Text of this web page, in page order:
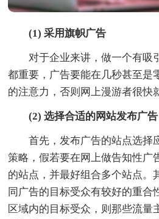
(1) 采用旗帜广告
对于企业来讲，做一个有吸
都重要，广告要能在几秒甚至是
的注意力，否则网上漫游者很快
(2) 选择合适的网站发布广告
首先，发布广告的站点选择
策略，假若要在网上做告知性广
的站点，并最好组合多个站点。
同广告的目标受众有较好的重合
区域内的目标受众，则那些流量